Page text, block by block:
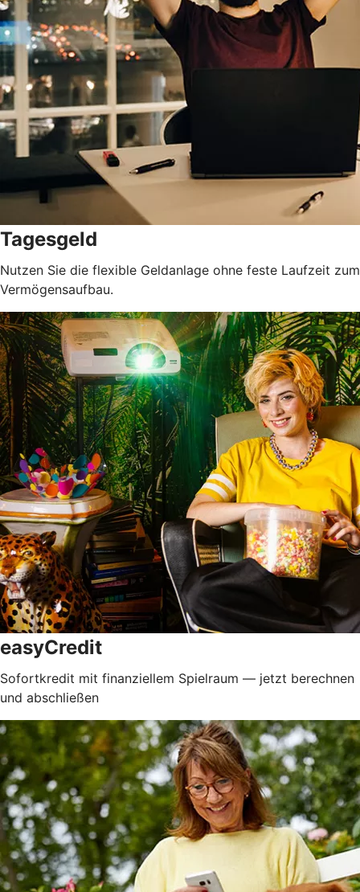
Tagesgeld
Nutzen Sie die flexible Geldanlage ohne feste Laufzeit zum
Vermögensaufbau.
easyCredit
Sofortkredit mit finanziellem Spielraum — jetzt berechnen
und abschließen